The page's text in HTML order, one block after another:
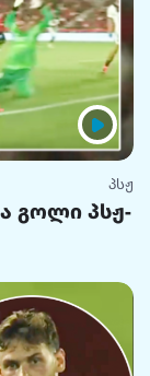
პსჟ
გოლი პსჟ-